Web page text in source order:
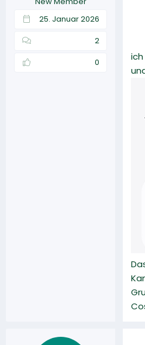
m
25. Januar 2026
2
0
ich